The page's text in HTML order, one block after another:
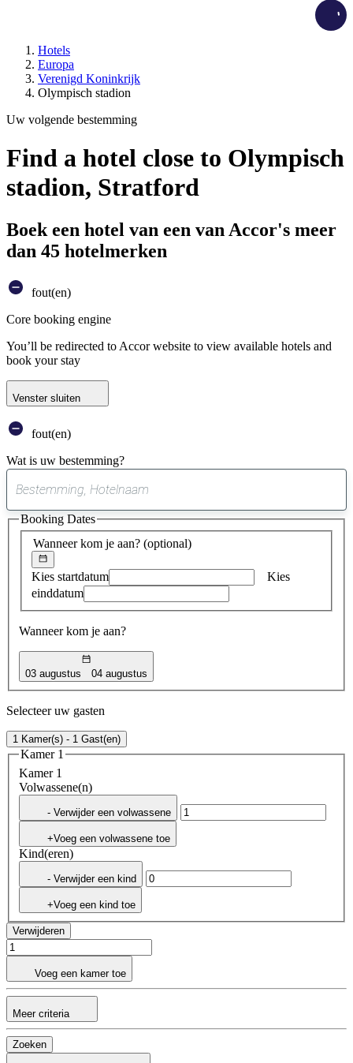
Hotels
Europa
Verenigd Koninkrijk
Olympisch stadion
Uw volgende bestemming
Find a hotel close to Olympisch
stadion, Stratford
Boek een hotel van een van Accor's meer
dan 45 hotelmerken
fout(en)
Core booking engine
You’ll be redirected to Accor website to view available hotels and
book your stay
Venster sluiten
fout(en)
Wat is uw bestemming?
suggestie
gevonden
Wanneer kom je aan? (optional)
Kies startdatum
Kies
einddatum
Wanneer kom je aan?
03 augustus 04 augustus
Booking Dates
Selecteer uw gasten
1 Kamer(s) - 1 Gast(en)
Kamer 1
Kamer 1
Volwassene(n)
- Verwijder een volwassene
+Voeg een volwassene toe
Kind(eren)
- Verwijder een kind
+Voeg een kind toe
Verwijderen
Voeg een kamer toe
Meer criteria
Zoeken